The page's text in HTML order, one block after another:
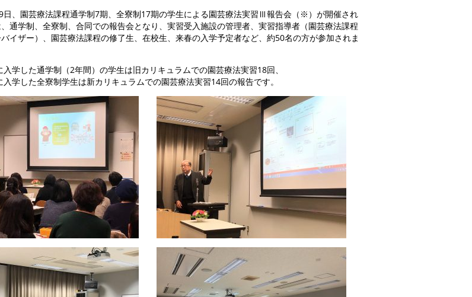
、園芸療法課程通学制7期、全寮制17期の学生による園芸療法実習Ⅲ報告会（※）が開催され
通学制、全寮制、合同での報告会となり、実習受入施設の管理者、実習指導者（園芸療法課程
イザー）、園芸療法課程の修了生、在校生、来春の入学予定者など、約50名の方が参加されま
入学した通学制（2年間）の学生は旧カリキュラムでの園芸療法実習18回、
た全寮制学生は新カリキュラムでの園芸療法実習14回の報告です。